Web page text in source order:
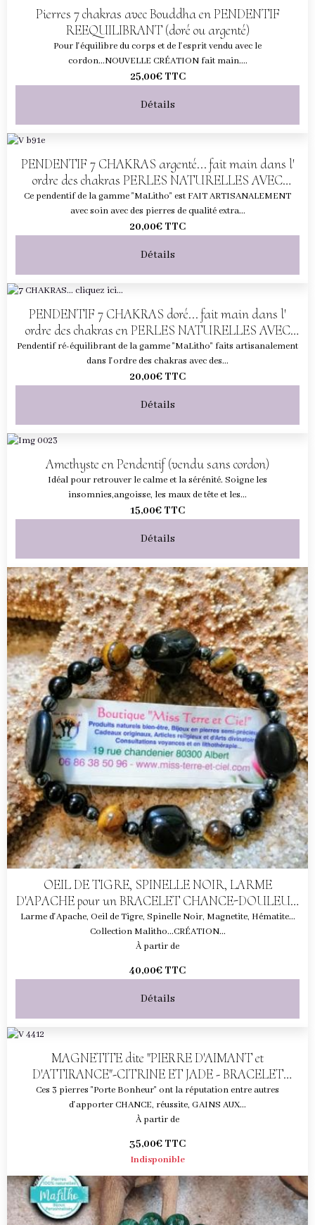
Pierres 7 chakras avec Bouddha en PENDENTIF
REEQUILIBRANT (doré ou argenté)
Pour l'équilibre du corps et de l'esprit vendu avec le
cordon...NOUVELLE CRÉATION fait main....
25,00€ TTC
Détails
PENDENTIF 7 CHAKRAS argenté... fait main dans l'
ordre des chakras PERLES NATURELLES AVEC
CORDON
Ce pendentif de la gamme "MaLitho" est FAIT ARTISANALEMENT
avec soin avec des pierres de qualité extra...
20,00€ TTC
Détails
PENDENTIF 7 CHAKRAS doré... fait main dans l'
ordre des chakras en PERLES NATURELLES AVEC
CORDON
Pendentif ré-équilibrant de la gamme "MaLitho" faits artisanalement
dans l'ordre des chakras avec des...
20,00€ TTC
Détails
Amethyste en Pendentif (vendu sans cordon)
Idéal pour retrouver le calme et la sérénité. Soigne les
insomnies,angoisse, les maux de tête et les...
15,00€ TTC
Détails
OEIL DE TIGRE, SPINELLE NOIR, LARME
D'APACHE pour un BRACELET CHANCE-DOULEUR
ET HAUTE PROTECTION
Larme d'Apache, Oeil de Tigre, Spinelle Noir, Magnetite, Hématite...
Collection Malitho...CRÉATION...
À partir de
40,00€ TTC
Détails
MAGNETITE dite "PIERRE D'AIMANT et
D'ATTIRANCE"-CITRINE ET JADE - BRACELET
CHANCE
Ces 3 pierres "Porte Bonheur" ont la réputation entre autres
d'apporter CHANCE, réussite, GAINS AUX...
À partir de
35,00€ TTC
Indisponible